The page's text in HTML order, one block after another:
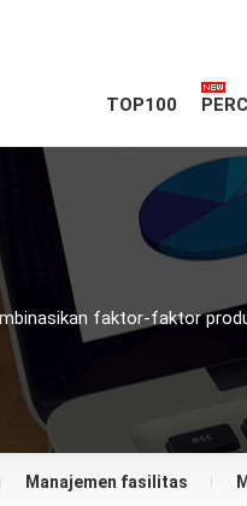
TOP100
faktor-faktor
Manajemen fasilitas